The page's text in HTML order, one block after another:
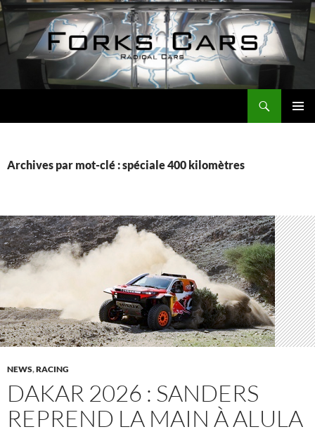
Aller
au
contenu
Archives par mot-clé : spéciale 400 kilomètres
NEWS,RACING
DAKAR 2026 : SANDERS
REPREND LA MAIN À ALULA